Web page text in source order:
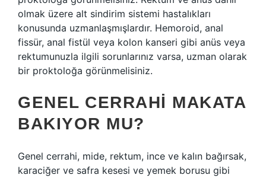
olmak üzere alt sindirim sistemi hastalıkları
konusunda uzmanlaşmışlardır. Hemoroid, anal
fissür, anal fistül veya kolon kanseri gibi anüs veya
rektumunuzla ilgili sorunlarınız varsa, uzman olarak
bir proktoloğa görünmelisiniz.
GENEL CERRAHI MAKATA
BAKIYOR MU?
Genel cerrahi, mide, rektum, ince ve kalın bağırsak,
karaciğer ve safra kesesi ve yemek borusu gibi